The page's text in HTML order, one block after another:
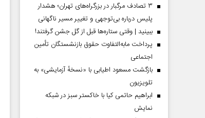
۳ تصادف مرگبار در بزرگراه‌های تهران؛ هشدار
پلیس درباره بی‌توجهی و تغییر مسیر ناگهانی
ببینید | وقتی ستاره‌ها قبل از گل جشن گرفتند!
پرداخت مابه‌التفاوت حقوق بازنشستگان تأمین
اجتماعی
بازگشت مسعود اطیابی با «نسخهٔ آزمایشی» به
تلویزیون
ابراهیم حاتمی کیا با خاکستر سبز در شبکه
نمایش